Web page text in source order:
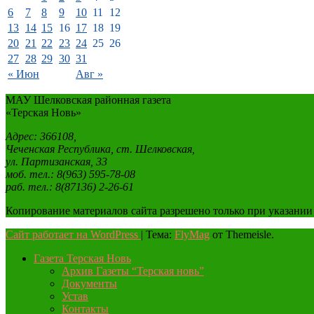
« Июн Авг »
6
7 8 9 10 11
12
13 14 15 16 17 18 19
20 21 22 23 24 25 26
27 28 29 30 31
МАУ Шелковская районная газета
«Терская Новь»
Адрес: 366108,
Чеченская Республика, ст. Шелковская,
ул. Партизанская, 33
моб. тел.: 8(963) 595-78-08
раб. тел.: 8(87136) 2-26-61
Копирование материалов сайта разрешено только при
Сайт работает на WordPress | Тема: FlyMag от Themeisle.
Газета Терская Новь
Архив Газеты “Терская новь”
Документы
Устав
Контакты